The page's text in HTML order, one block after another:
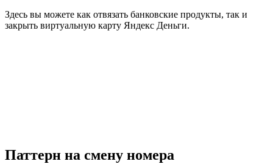
Здесь вы можете как отвязать банковские продукты, так и
закрыть виртуальную карту Яндекс Деньги.
Паттерн на смену номера